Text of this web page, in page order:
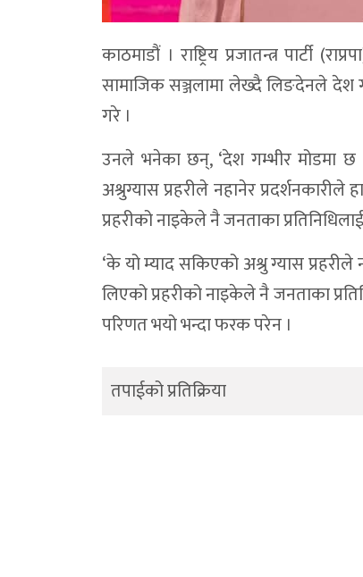
काठमाडौं । राष्ट्रिय प्रजातन्त्र
सामाजिक सञ्जलामा लेख्दै लिङदेनले देश
गरे ।
उनले भनेका छन्, ‘देश गम्भीर मोडमा
अश्रुग्यास प्रहरीले नहानेर
प्रहरीको नाइकेले नै जनताका
‘के यो म्याद सकिएको अश्रु ग्यास प्रहरीले
लिएको प्रहरीको नाइकेले नै जनताका
परिणत भयो भन्दा फरक परेन ।
तपाईको प्रतिक्रिया